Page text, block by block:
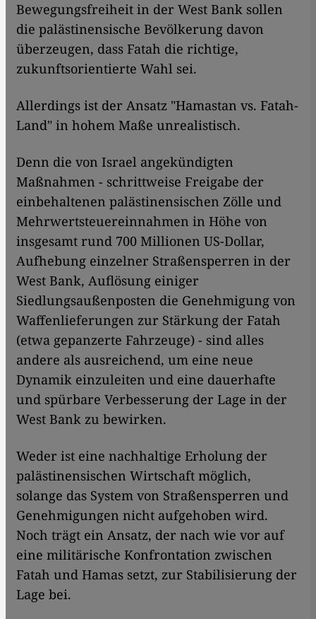
Bewegungsfreiheit in der West Bank sollen
die palästinensische Bevölkerung davon
überzeugen, dass Fatah die richtige,
zukunftsorientierte Wahl sei.
Allerdings ist der Ansatz "Hamastan vs. Fatah-
Land" in hohem Maße unrealistisch.
Denn die von Israel angekündigten
Maßnahmen - schrittweise Freigabe der
einbehaltenen palästinensischen Zölle und
Mehrwertsteuereinnahmen in Höhe von
insgesamt rund 700 Millionen US-Dollar,
Aufhebung einzelner Straßensperren in der
West Bank, Auflösung einiger
Siedlungsaußenposten die Genehmigung von
Waffenlieferungen zur Stärkung der Fatah
(etwa gepanzerte Fahrzeuge) - sind alles
andere als ausreichend, um eine neue
Dynamik einzuleiten und eine dauerhafte
und spürbare Verbesserung der Lage in der
West Bank zu bewirken.
Weder ist eine nachhaltige Erholung der
palästinensischen Wirtschaft möglich,
solange das System von Straßensperren und
Genehmigungen nicht aufgehoben wird.
Noch trägt ein Ansatz, der nach wie vor auf
eine militärische Konfrontation zwischen
Fatah und Hamas setzt, zur Stabilisierung der
Lage bei.